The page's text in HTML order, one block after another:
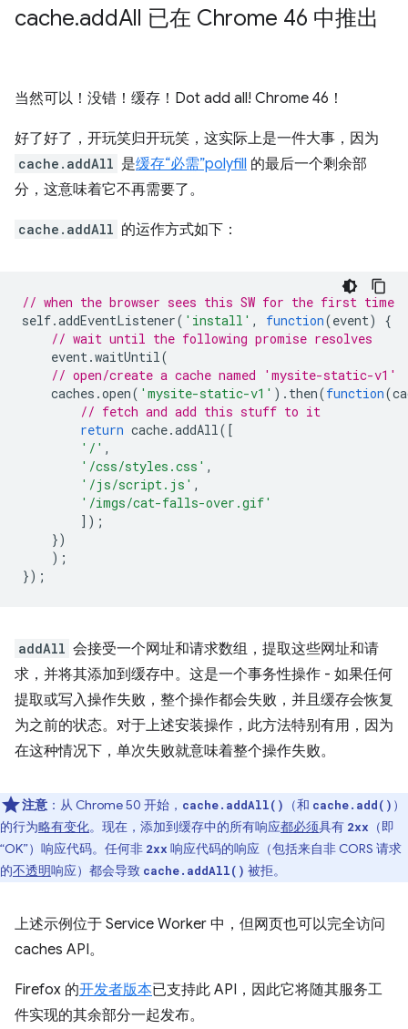
cache.addAll 已在 Chrome 46 中推出
当然可以！没错！缓存！Dot add all! Chrome 46！
好了好了，开玩笑归开玩笑，这实际上是一件大事，因为
cache.addAll 是缓存“必需”polyfill 的最后一个剩余部
分，这意味着它不再需要了。
cache.addAll 的运作方式如下：
// when the browser sees this SW for the first time
self.addEventListener( 'install' , function(event)
{
// wait until the following promise resolves
event.waitUntil(
// open/create a cache named 'mysite-static-v1'
caches .open( 'mysite-static-v1' ). then(function(
// fetch and add this stuff to it
return cache.addAll([
'/' ,
'/css/styles.css' ,
'/js/script.js' ,
'/imgs/cat-falls-over.gif'
]);
})
);
});
addAll 会接受一个网址和请求数组，提取这些网址和请
求，并将其添加到缓存中。这是一个事务性操作 - 如果任何
提取或写入操作失败，整个操作都会失败，并且缓存会恢复
为之前的状态。对于上述安装操作，此方法特别有用，因为
在这种情况下，单次失败就意味着整个操作失败。
注意 ：从 Chrome 50 开始， cache.addAll() （和 cache.add() ）
的行为略有变化。现在，添加到缓存中的所有响应都必须具有 2xx
（即
“OK”）响应代码。任何非 2xx 响应代码的响应（包括来自非 CORS 请求
的不透明响应）都会导致 cache.addAll() 被拒。
上述示例位于 Service Worker 中，但网页也可以完全访问
caches API。
Firefox 的开发者版本已支持此 API，因此它将随其服务工
件实现的其余部分一起发布。